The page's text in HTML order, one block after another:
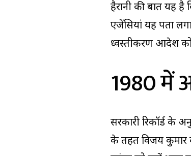
हैरानी की बात यह
एजेंसियां यह पता
ध्वस्तीकरण आदेश को
1980 में
सरकारी रिकॉर्ड के
के तहत विजय कुमार